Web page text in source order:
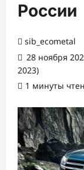
России
sib_ecometal
28 ноября
2023)
1 минуты